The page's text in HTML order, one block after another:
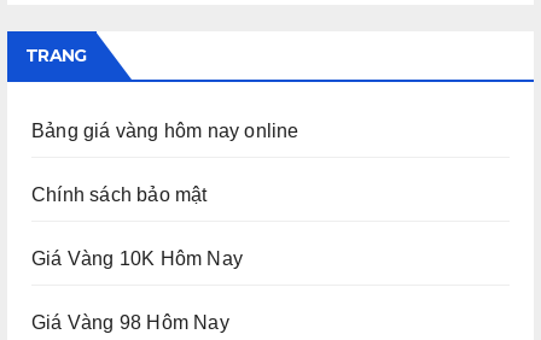
TRANG
Bảng giá vàng hôm nay online
Chính sách bảo mật
Giá Vàng 10K Hôm Nay
Giá Vàng 98 Hôm Nay